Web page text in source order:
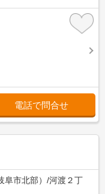
電話で問合せ
阜市北部）/河渡２丁